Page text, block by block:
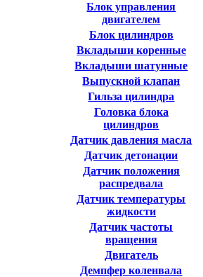
Блок управления
двигателем
Блок цилиндров
Вкладыши коренные
Вкладыши шатунные
Выпускной клапан
Гильза цилиндра
Головка блока
цилиндров
Датчик давления масла
Датчик детонации
Датчик положения
распредвала
Датчик температуры
жидкости
Датчик частоты
вращения
Двигатель
Демпфер коленвала